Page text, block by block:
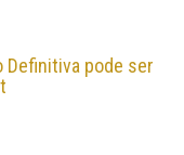
Definitiva pode ser